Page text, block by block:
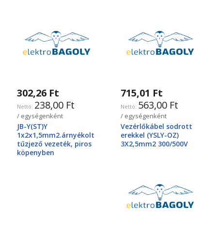
302,26 Ft
238,00 Ft
/ egységenként
JB-Y(ST)Y
1x2x1,5mm2.árnyékolt
tűzjező vezeték, piros
köpenyben
715,01 Ft
563,00 Ft
/ egységenként
Vezérlőkábel sodrott
erekkel (YSLY-OZ)
3X2,5mm2 300/500V